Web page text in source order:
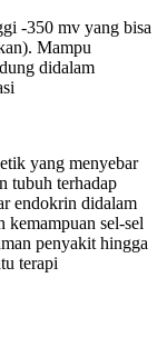
-350 mv yang bisa
Mampu
didalam
yang menyebar
tubuh terhadap
endokrin didalam
kemampuan sel-sel
penyakit hingga
terapi